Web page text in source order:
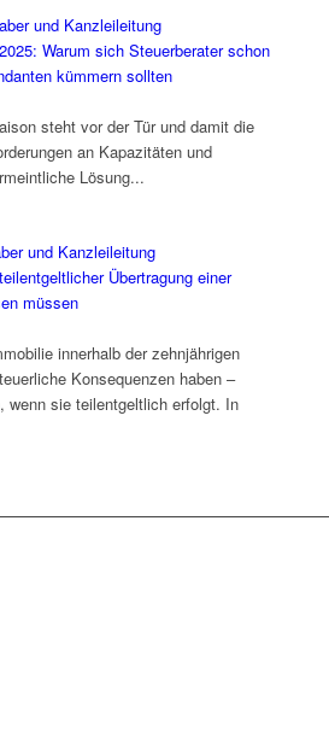
Warum sich Steuerberater schon
kümmern sollten
steht vor der Tür und damit die
an Kapazitäten und
Lösung...
Übertragung einer
müssen
innerhalb der zehnjährigen
Konsequenzen haben –
wenn sie teilentgeltlich erfolgt. In